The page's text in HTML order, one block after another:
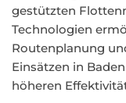
gestützten
Technologien
Routenplanung
Einsätzen in
höheren